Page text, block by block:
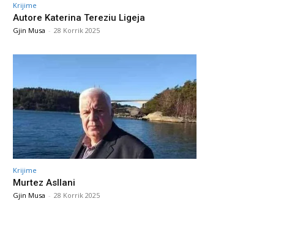
Krijime
Autore Katerina Tereziu Ligeja
Gjin Musa - 28 Korrik 2025
Krijime
Murtez Asllani
Gjin Musa - 28 Korrik 2025